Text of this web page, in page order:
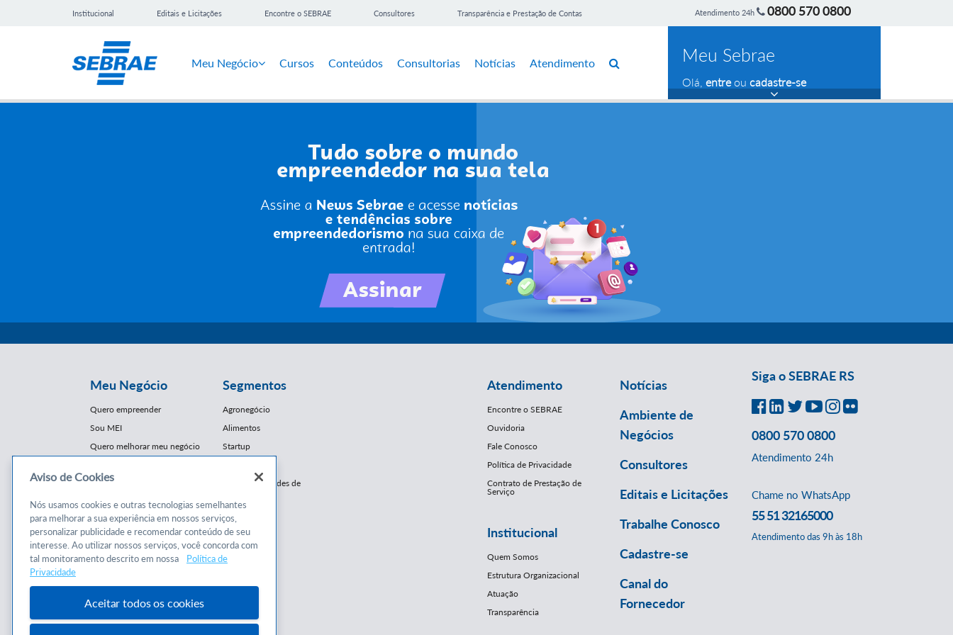
Institucional Editais e Licitações Encontre o SEBRAE Consultores Transparência e Prestação de Contas Atendimento 24h 0800 570 0800
Meu Negócio Cursos Conteúdos Consultorias Notícias Atendimento Meu Sebrae
Olá, entreou cadastre-se
Meu Negócio
Quero empreender
Sou MEI
Quero melhorar meu negócio
Cursos e
Conteúdos
Cursos
Consultorias
Programas
Segmentos
Agronegócio
Alimentos
Startup
Franquias / Redes de
Moda
Moveleiro
Saúde
Turismo
Mercopar
Atendimento
Encontre o SEBRAE
Ouvidoria
Fale Conosco
Política de Privacidade
Contrato de Prestação de
Serviço
Institucional
Quem Somos
Estrutura Organizacional
Atuação
Transparência
Notícias
Ambiente de
Negócios
Consultores
Editais e Licitações
Trabalhe Conosco
Cadastre-se
Canal do
Fornecedor
Siga o SEBRAE RS
0800 570 0800
Atendimento 24h
Chame no WhatsApp
55 51 32165000
Atendimento das 9h às 18h
Aviso de Cookies
Nós usamos cookies e outras tecnologias semelhantes
para melhorar a sua experiência em nossos serviços,
personalizar publicidade e recomendar conteúdo de seu
interesse. Ao utilizar nossos serviços, você concorda com
tal monitoramento descrito em nossa
Política de
Privacidade
Aceitar todos os cookies